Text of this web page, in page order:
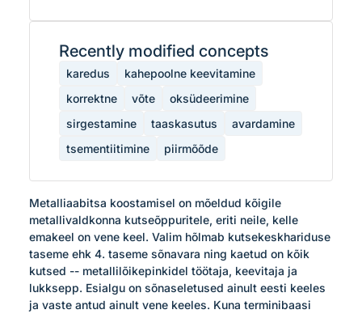
Recently modified concepts
karedus
kahepoolne keevitamine
korrektne
võte
oksüdeerimine
sirgestamine
taaskasutus
avardamine
tsementiitimine
piirmõõde
Metalliaabitsa koostamisel on mõeldud kõigile
metallivaldkonna kutseõppuritele, eriti neile, kelle
emakeel on vene keel. Valim hõlmab kutsekeskhariduse
taseme ehk 4. taseme sõnavara ning kaetud on kõik
kutsed -- metallilõikepinkidel töötaja, keevitaja ja
lukksepp. Esialgu on sõnaseletused ainult eesti keeles
ja vaste antud ainult vene keeles. Kuna terminibaasi